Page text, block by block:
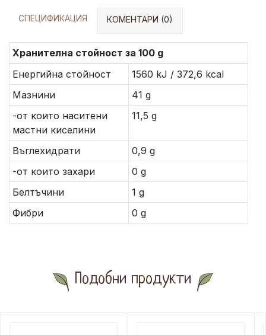
СПЕЦИФИКАЦИЯ КОМЕНТАРИ (0)
Хранителна стойност за 100 g
Енергийна стойност
1560 kJ / 372,6 kcal
Мазнини
41 g
-от които наситени
мастни киселини
11,5 g
Въглехидрати
0,9 g
-от които захари
0 g
Белтъчини
1 g
Фибри
0 g
Подобни продукти